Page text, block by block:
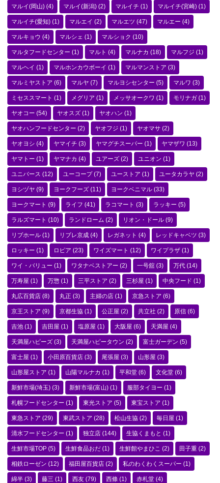
マルイ(岡山) (4) マルイ(新潟) (2) マルイチ (1) マルイチ(宮崎) (1)
マルイチ(愛知) (1) マルエイ (2) マルエツ (47) マルエー (4)
マルキョウ (4) マルシェ (1) マルショク (10)
マルタフードセンター (1) マルト (4) マルナカ (18) マルフジ (1)
マルヘイ (1) マルホンカウボーイ (1) マルマンストア (3)
マルミヤストア (6) マルヤ (7) マルヨシセンター (5) マルワ (3)
ミセススマート (1) メグリア (1) メッサオークワ (1) モリナガ (1)
ヤオコー (54) ヤオスズ (1) ヤオハン (1)
ヤオハンフードセンター (2) ヤオフジ (1) ヤオマサ (2)
ヤオヨシ (4) ヤマイチ (3) ヤマグチスーパー (1) ヤマザワ (13)
ヤマトー (1) ヤマナカ (4) ユアーズ (2) ユニオン (1)
ユニバース (12) ユーコープ(7) ユーストア (1) ユータカラヤ (2)
ヨシヅヤ (9) ヨークフーズ (11) ヨークベニマル (33)
ヨークマート (9) ライフ (41) ラコマート (3) ラッキー (5)
ラルズマート (10) ランドローム (2) リオン・ドール (9)
リブホール (1) リブレ京成 (4) レガネット (4) レッドキャベツ (3)
ロッキー (1) ロピア (23) ワイズマート (12) ワイプラザ (1)
ワイ・バリュー (1) ワタナベストアー (2) 一号舘 (3) 万代 (14)
万寿屋 (1) 万惣 (1) 三平ストア (2) 三杉屋 (1) 中央フード (1)
丸広百貨店 (8) 丸正 (3) 主婦の店 (1) 京急ストア (6)
京王ストア (9) 京都生協 (1) 公正屋 (2) 共立社 (2) 原信 (6)
吉池 (1) 吉田屋 (1) 塩原屋 (1) 大阪屋 (6) 天満屋 (4)
天満屋ハピーズ (3) 天満屋ハピータウン (2) 富士ガーデン (5)
富士屋 (1) 小田原百貨店 (3) 尾張屋 (3) 山形屋 (3)
山形屋ストア (1) 山陽マルナカ (1) 平和堂 (6) 文化堂 (6)
新鮮市場(埼玉) (3) 新鮮市場(富山) (1) 服部タイヨー (1)
札幌フードセンター (1) 東光ストア (5) 東宝ストア (1)
東急ストア (29) 東武ストア (28) 松山生協 (2) 毎日屋 (1)
清水フードセンター (1) 独立店 (144) 生協くまもと (1)
生鮮市場TOP (5) 生鮮食品おだ (1) 生鮮館やまひこ (2) 田子重 (2)
相鉄ローゼン (12) 福田屋百貨店 (2) 私のわくわくスーパー (1)
綿半 (3) 藤三 (1) 西友 (79) 西條 (1) 赤札堂 (4)